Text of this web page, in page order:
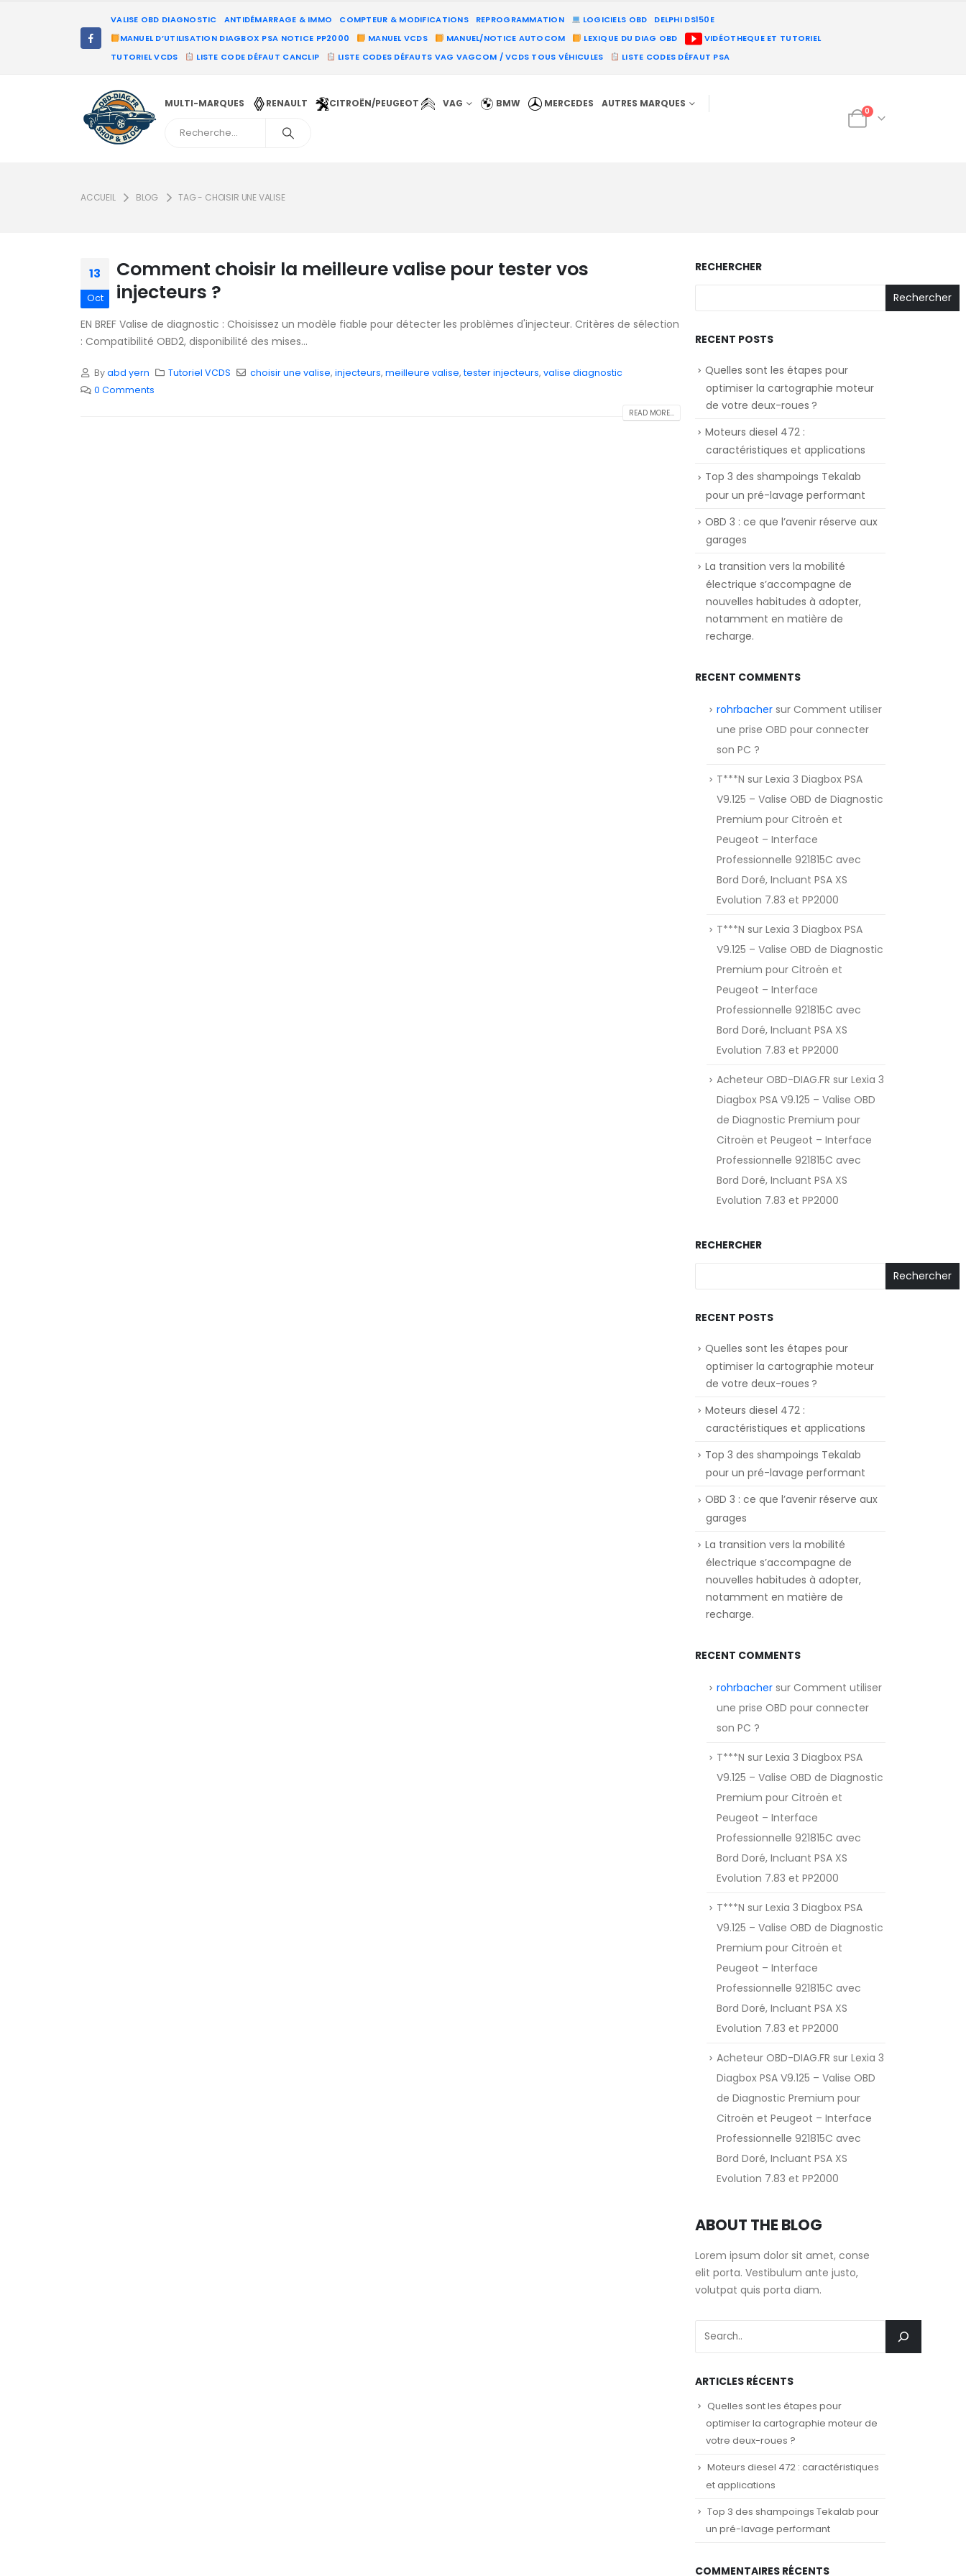
VALISE OBD DIAGNOSTIC ANTIDÉMARRAGE & IMMO COMPTEUR & MODIFICATIONS REPROGRAMMATION LOGICIELS OBD
DELPHI DS150E
MANUEL D’UTILISATION DIAGBOX PSA NOTICE PP2000
MANUEL VCDS MANUEL/NOTICE AUTOCOM LEXIQUE DU DIAG OBD
VIDÉOTHEQUE ET TUTORIEL
TUTORIEL VCDS
LISTE CODE DÉFAUT CANCLIP LISTE CODES DÉFAUTS VAG VAGCOM / VCDS TOUS VÉHICULES LISTE CODES DÉFAUT PSA
MULTI-MARQUES RENAULT CITROËN/PEUGEOT VAG BMW MERCEDES AUTRES MARQUES
0
ACCUEIL BLOG TAG - CHOISIR UNE VALISE
13
Oct
Comment choisir la meilleure valise pour tester vos
injecteurs ?
EN BREF Valise de diagnostic : Choisissez un modèle fiable pour détecter les problèmes d'injecteur. Critères de sélection
: Compatibilité OBD2, disponibilité des mises...
Byabd yern Tutoriel VCDS choisir une valise, injecteurs, meilleure valise, tester injecteurs, valise diagnostic
0 Comments
READ MORE...
RECHERCHER
Rechercher
RECENT POSTS
Quelles sont les étapes pour
optimiser la cartographie moteur
de votre deux-roues ?
Moteurs diesel 472 :
caractéristiques et applications
Top 3 des shampoings Tekalab
pour un pré-lavage performant
OBD 3 : ce que l’avenir réserve aux
garages
La transition vers la mobilité
électrique s’accompagne de
nouvelles habitudes à adopter,
notamment en matière de
recharge.
RECENT COMMENTS
rohrbacher sur Comment utiliser
une prise OBD pour connecter
son PC ?
T***N sur Lexia 3 Diagbox PSA
V9.125 – Valise OBD de Diagnostic
Premium pour Citroën et
Peugeot – Interface
Professionnelle 921815C avec
Bord Doré, Incluant PSA XS
Evolution 7.83 et PP2000
T***N sur Lexia 3 Diagbox PSA
V9.125 – Valise OBD de Diagnostic
Premium pour Citroën et
Peugeot – Interface
Professionnelle 921815C avec
Bord Doré, Incluant PSA XS
Evolution 7.83 et PP2000
Acheteur OBD-DIAG.FR sur Lexia 3
Diagbox PSA V9.125 – Valise OBD
de Diagnostic Premium pour
Citroën et Peugeot – Interface
Professionnelle 921815C avec
Bord Doré, Incluant PSA XS
Evolution 7.83 et PP2000
RECHERCHER
Rechercher
RECENT POSTS
Quelles sont les étapes pour
optimiser la cartographie moteur
de votre deux-roues ?
Moteurs diesel 472 :
caractéristiques et applications
Top 3 des shampoings Tekalab
pour un pré-lavage performant
OBD 3 : ce que l’avenir réserve aux
garages
La transition vers la mobilité
électrique s’accompagne de
nouvelles habitudes à adopter,
notamment en matière de
recharge.
RECENT COMMENTS
rohrbacher sur Comment utiliser
une prise OBD pour connecter
son PC ?
T***N sur Lexia 3 Diagbox PSA
V9.125 – Valise OBD de Diagnostic
Premium pour Citroën et
Peugeot – Interface
Professionnelle 921815C avec
Bord Doré, Incluant PSA XS
Evolution 7.83 et PP2000
T***N sur Lexia 3 Diagbox PSA
V9.125 – Valise OBD de Diagnostic
Premium pour Citroën et
Peugeot – Interface
Professionnelle 921815C avec
Bord Doré, Incluant PSA XS
Evolution 7.83 et PP2000
Acheteur OBD-DIAG.FR sur Lexia 3
Diagbox PSA V9.125 – Valise OBD
de Diagnostic Premium pour
Citroën et Peugeot – Interface
Professionnelle 921815C avec
Bord Doré, Incluant PSA XS
Evolution 7.83 et PP2000
ABOUT THE BLOG
Lorem ipsum dolor sit amet, conse
elit porta. Vestibulum ante justo,
volutpat quis porta diam.
ARTICLES RÉCENTS
Quelles sont les étapes pour
optimiser la cartographie moteur de
votre deux-roues ?
Moteurs diesel 472 : caractéristiques
et applications
Top 3 des shampoings Tekalab pour
un pré-lavage performant
COMMENTAIRES RÉCENTS